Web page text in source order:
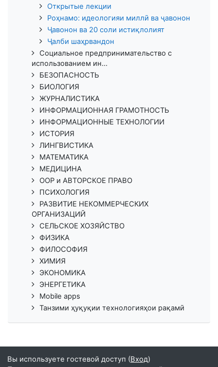
Открытые лекции
Роҳнамо: идеологияи миллӣ ва ҷавонон
Ҷавонон ва 20 соли истиқлолият
Ҷалби шаҳрвандон
Социальное предпринимательство с
использованием ин...
БЕЗОПАСНОСТЬ
БИОЛОГИЯ
ЖУРНАЛИСТИКА
ИНФОРМАЦИОННАЯ ГРАМОТНОСТЬ
ИНФОРМАЦИОННЫЕ ТЕХНОЛОГИИ
ИСТОРИЯ
ЛИНГВИСТИКА
МАТЕМАТИКА
МЕДИЦИНА
ООР и АВТОРСКОЕ ПРАВО
ПСИХОЛОГИЯ
РАЗВИТИЕ НЕКОММЕРЧЕСКИХ
ОРГАНИЗАЦИЙ
СЕЛЬСКОЕ ХОЗЯЙСТВО
ФИЗИКА
ФИЛОСОФИЯ
ХИМИЯ
ЭКОНОМИКА
ЭНЕРГЕТИКА
Mobile apps
Танзими ҳуқуқии технологияҳои рақамӣ
Вы используете гостевой доступ (Вход)